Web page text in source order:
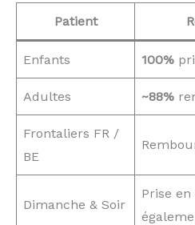
Patient
Enfants 100%
Adultes ~88%
Frontaliers FR /
BE
Dimanche & Soir
Prise en